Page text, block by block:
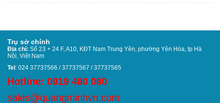
Trụ sở chính
Địa chỉ: Số 23 + 24 F, A10, KĐT Nam Trung Yên, phường Yên Hòa, tp Hà
Nội, Việt Nam
Tel : 024 37737566 / 37737567 / 37737565
Hotline: 0919 480 080
sales@quangminhvn.com